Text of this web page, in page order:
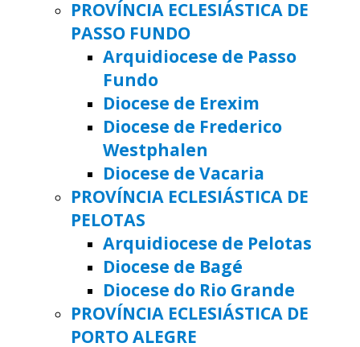
PROVÍNCIA ECLESIÁSTICA DE
PASSO FUNDO
Arquidiocese de Passo
Fundo
Diocese de Erexim
Diocese de Frederico
Westphalen
Diocese de Vacaria
PROVÍNCIA ECLESIÁSTICA DE
PELOTAS
Arquidiocese de Pelotas
Diocese de Bagé
Diocese do Rio Grande
PROVÍNCIA ECLESIÁSTICA DE
PORTO ALEGRE